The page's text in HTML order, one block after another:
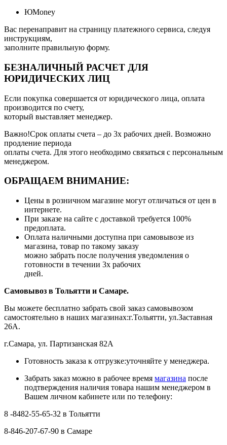
ЮMoney
Вас перенаправит на страницу платежного сервиса, следуя
инструкциям,
заполните правильную форму.
БЕЗНАЛИЧНЫЙ РАСЧЕТ ДЛЯ
ЮРИДИЧЕСКИХ ЛИЦ
Если покупка совершается от юридического лица, оплата
производится по счету,
который выставляет менеджер.
Важно!Срок оплаты счета – до 3х рабочих дней. Возможно
продление периода
оплаты счета. Для этого необходимо связаться с персональным
менеджером.
ОБРАЩАЕМ ВНИМАНИЕ:
Цены в розничном магазине могут отличаться от цен в
интернете.
При заказе на сайте с доставкой требуется 100%
предоплата.
Оплата наличными доступна при самовывозе из
магазина, товар по такому заказу
можно забрать после получения уведомления о
готовности в течении 3х рабочих
дней.
Самовывоз в Тольятти и Самаре.
Вы можете бесплатно забрать свой заказ самовывозом
самостоятельно в наших магазинах:г.Тольятти, ул.Заставная
26А.
г.Самара, ул. Партизанская 82А
Готовность заказа к отгрузке:уточняйте у менеджера.
Забрать заказ можно в рабочее время магазина после
подтверждения наличия товара нашим менеджером в
Вашем личном кабинете или по телефону:
8 -8482-55-65-32 в Тольятти
8-846-207-67-90 в Самаре